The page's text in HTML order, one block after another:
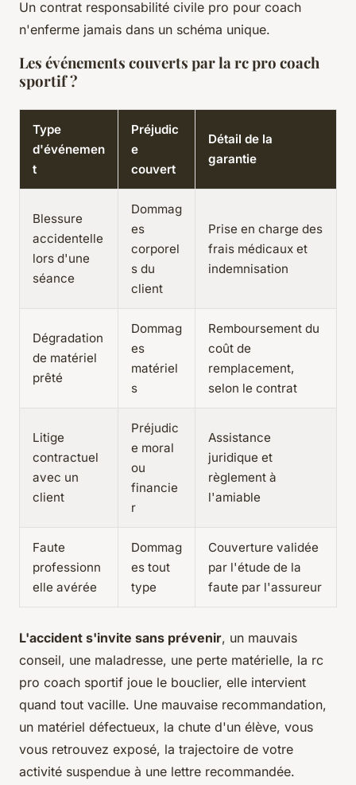
Un contrat responsabilité civile pro pour coach
n'enferme jamais dans un schéma unique.
Les événements couverts par la rc pro coach
sportif ?
Type
d'événemen
t
Préjudic
e
couvert
Détail de la
garantie
Blessure
accidentelle
lors d'une
séance
Dommag
es
corporel
s du
client
Prise en charge des
frais médicaux et
indemnisation
Dégradation
de matériel
prêté
Dommag
es
matériel
s
Remboursement du
coût de
remplacement,
selon le contrat
Litige
contractuel
avec un
client
Préjudic
e moral
ou
financie
r
Assistance
juridique et
règlement à
l'amiable
Faute
professionn
elle avérée
Dommag
es tout
type
Couverture validée
par l'étude de la
faute par l'assureur
L'accident s'invite sans prévenir, un mauvais
conseil, une maladresse, une perte matérielle, la rc
pro coach sportif joue le bouclier, elle intervient
quand tout vacille. Une mauvaise recommandation,
un matériel défectueux, la chute d'un élève, vous
vous retrouvez exposé, la trajectoire de votre
activité suspendue à une lettre recommandée.